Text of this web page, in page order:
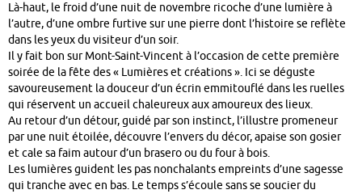
Là-haut, le froid d’une nuit de novembre ricoche d’une lumière à
l’autre, d’une ombre furtive sur une pierre dont l’histoire se reflète
dans les yeux du visiteur d’un soir.
Il y fait bon sur Mont-Saint-Vincent à l’occasion de cette première
soirée de la fête des « Lumières et créations ». Ici se déguste
savoureusement la douceur d’un écrin emmitouflé dans les ruelles
qui réservent un accueil chaleureux aux amoureux des lieux.
Au retour d’un détour, guidé par son instinct, l’illustre promeneur
par une nuit étoilée, découvre l’envers du décor, apaise son gosier
et cale sa faim autour d’un brasero ou du four à bois.
Les lumières guident les pas nonchalants empreints d’une sagesse
qui tranche avec en bas. Le temps s’écoule sans se soucier du